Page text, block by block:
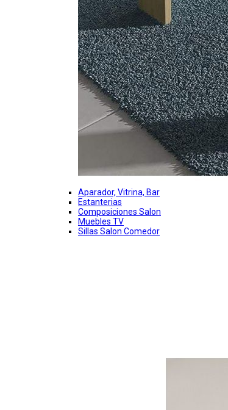
Aparador, Vitrina, Bar
Estanterias
Composiciones Salon
Muebles TV
Sillas Salon Comedor